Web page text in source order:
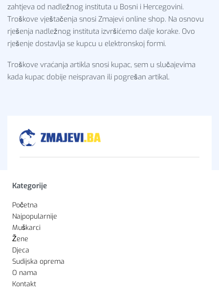
zahtjeva od nadležnog instituta u Bosni i Hercegovini.
Troškove vještačenja snosi Zmajevi online shop. Na osnovu
rješenja nadležnog instituta izvršićemo dalje korake. Ovo
rješenje dostavlja se kupcu u elektronskoj formi.
Troškove vraćanja artikla snosi kupac, sem u slučajevima
kada kupac dobije neispravan ili pogrešan artikal.
Kategorije
Početna
Najpopularnije
Muškarci
Žene
Djeca
Sudijska oprema
O nama
Kontakt